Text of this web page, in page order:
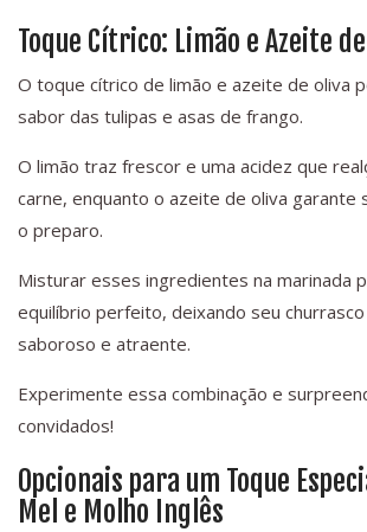
Toque Cítrico: Limão e Azeite
O toque cítrico de limão e azeite de oliva
sabor das tulipas e asas de frango.
O limão traz frescor e uma acidez que
carne, enquanto o azeite de oliva garante
o preparo.
Misturar esses ingredientes na marinada
equilíbrio perfeito, deixando seu churrasco
saboroso e atraente.
Experimente essa combinação e
convidados!
Opcionais para um Toque
Mel e Molho Inglês